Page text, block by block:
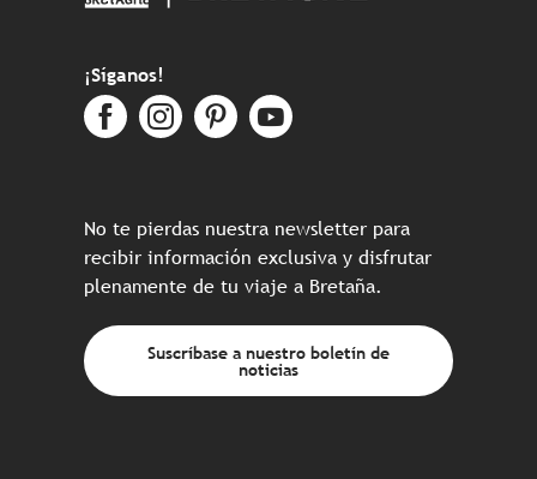
¡Síganos!
No te pierdas nuestra newsletter para
recibir información exclusiva y disfrutar
plenamente de tu viaje a Bretaña.
Suscríbase a nuestro boletín de
noticias